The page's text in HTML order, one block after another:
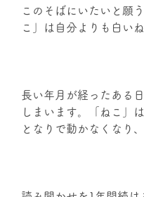
このそばにいたいと願
こ」は自分よりも白い
長い年月が経ったある
しまいます。「ねこ」
となりで動かなくなり